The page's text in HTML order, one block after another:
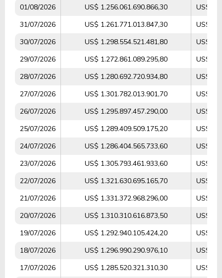
01/08/2026
US$ 1.256.061.690.866,30
US$
31/07/2026
US$ 1.261.771.013.847,30
US$
30/07/2026
US$ 1.298.554.521.481,80
US$
29/07/2026
US$ 1.272.861.089.295,80
US$
28/07/2026
US$ 1.280.692.720.934,80
US$
27/07/2026
US$ 1.301.782.013.901,70
US$
26/07/2026
US$ 1.295.897.457.290,00
US$
25/07/2026
US$ 1.289.409.509.175,20
US$
24/07/2026
US$ 1.286.404.565.733,60
US$
23/07/2026
US$ 1.305.793.461.933,60
US$
22/07/2026
US$ 1.321.630.695.165,70
US$
21/07/2026
US$ 1.331.372.968.296,00
US$
20/07/2026
US$ 1.310.310.616.873,50
US$
19/07/2026
US$ 1.292.940.105.424,20
US$
18/07/2026
US$ 1.296.990.290.976,10
US$
17/07/2026
US$ 1.285.520.321.310,30 US$